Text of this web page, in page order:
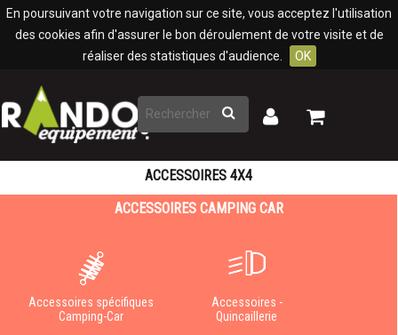
En poursuivant votre navigation sur ce site, vous acceptez l'utilisation
des cookies afin d'assurer le bon déroulement de votre visite et de
réaliser des statistiques d'audience.
OK
Rechercher
Mon
Mon
ACCESSOIRES 4X4
ACCESSOIRES CAMPING CAR
Accessoires spécifiques
Camping-Car
Accessoires -
Quincaillerie
Panneau de gestion des cookies